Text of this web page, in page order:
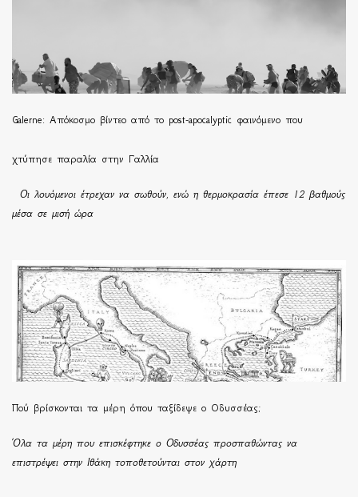
Galerne: Απόκοσμο βίντεο από το post-apocalyptic φαινόμενο που
χτύπησε παραλία στην Γαλλία
Οι λουόμενοι έτρεχαν να σωθούν, ενώ η θερμοκρασία έπεσε 12 βαθμούς
μέσα σε μισή ώρα
Πού βρίσκονται τα μέρη όπου ταξίδεψε ο Οδυσσέας;
Όλα τα μέρη που επισκέφτηκε ο Οδυσσέας προσπαθώντας να
επιστρέψει στην Ιθάκη τοποθετούνται στον χάρτη